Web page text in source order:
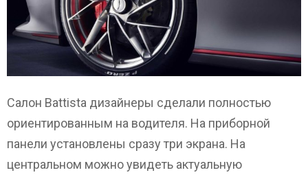
Салон Battista дизайнеры сделали полностью
ориентированным на водителя. На приборной
панели установлены сразу три экрана. На
центральном можно увидеть актуальную